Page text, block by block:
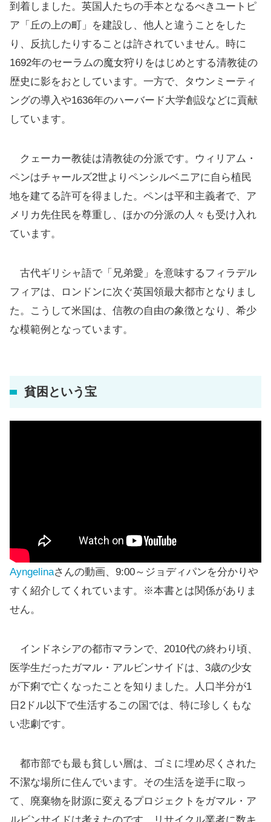
到着しました。英国人たちの手本となるべきユートピ
ア「丘の上の町」を建設し、他人と違うことをした
り、反抗したりすることは許されていません。時に
1692年のセーラムの魔女狩りをはじめとする清教徒の
歴史に影をおとしています。一方で、タウンミーティ
ングの導入や1636年のハーバード大学創設などに貢献
しています。
クェーカー教徒は清教徒の分派です。ウィリアム・
ペンはチャールズ2世よりペンシルベニアに自ら植民
地を建てる許可を得ました。ペンは平和主義者で、ア
メリカ先住民を尊重し、ほかの分派の人々も受け入れ
ています。
古代ギリシャ語で「兄弟愛」を意味するフィラデル
フィアは、ロンドンに次ぐ英国領最大都市となりまし
た。こうして米国は、信教の自由の象徴となり、希少
な模範例となっています。
貧困という宝
Ayngelinaさんの動画、9:00～ジョディパンを分かりや
すく紹介してくれています。※本書とは関係がありま
せん。
インドネシアの都市マランで、2010代の終わり頃、
医学生だったガマル・アルビンサイドは、3歳の少女
が下痢で亡くなったことを知りました。人口半分が1
日2ドル以下で生活するこの国では、特に珍しくもな
い悲劇です。
都市部でも最も貧しい層は、ゴミに埋め尽くされた
不潔な場所に住んでいます。その生活を逆手に取っ
て、廃棄物を財源に変えるプロジェクトをガマル・ア